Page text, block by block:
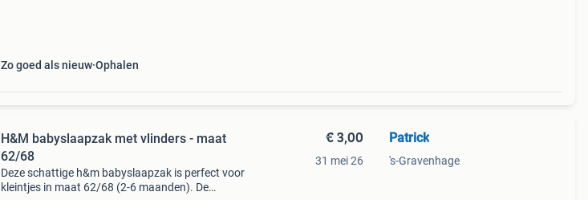
Zo goed als nieuw Ophalen
H&M babyslaapzak met vlinders - maat
62/68
Deze schattige h&m babyslaapzak is perfect voor
kleintjes in maat 62/68 (2-6 maanden). De
€ 3,00
31 mei 26
Patrick
's-Gravenhage